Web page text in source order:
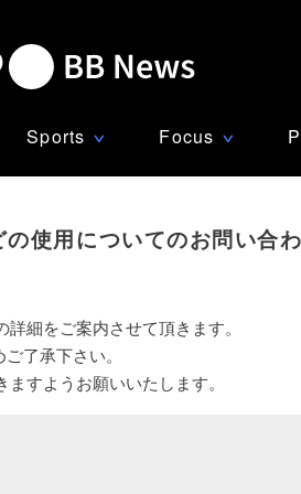
Sports ∨ Focus ∨
使用についてのお問い合
細をご案内させて頂きます。
了承下さい。
すようお願いいたします。